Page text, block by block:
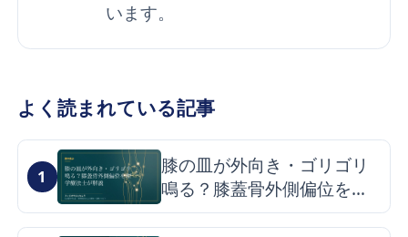
います。
よく読まれている記事
1
膝の皿が外向き・ゴリゴリ
鳴る？膝蓋骨外側偏位を理
学療法士が解説